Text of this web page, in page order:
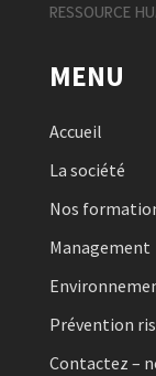
RESSOURCE
MENU
Accueil
La société
Nos
Management
Prévention
Contactez –